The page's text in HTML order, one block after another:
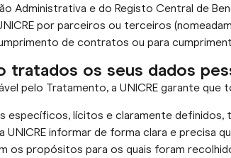
Administrativa e do Registo Central de
por parceiros ou terceiros
de contratos ou para
tratados os seus dados
pelo Tratamento, a UNICRE garante que
específicos, lícitos e claramente definidos,
UNICRE informar de forma clara e precisa
os propósitos para os quais foram